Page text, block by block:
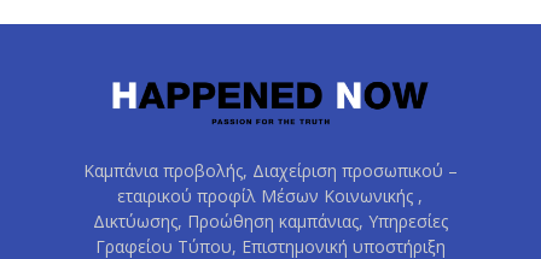
Καμπάνια προβολής, Διαχείριση προσωπικού –
εταιρικού προφίλ Μέσων Κοινωνικής ,
Δικτύωσης, Προώθηση καμπάνιας, Υπηρεσίες
Γραφείου Τύπου, Επιστημονική υποστήριξη